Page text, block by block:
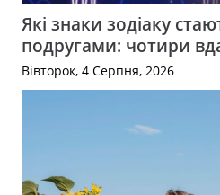
Які знаки зодіаку
подругами: чотири
Вівторок, 4 Серпня, 2026